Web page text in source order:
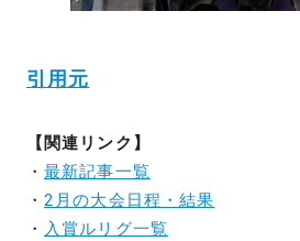
引用元
【関連リンク】
・最新記事一覧
・2月の大会日程・結果
・ 入賞ルリグ一覧